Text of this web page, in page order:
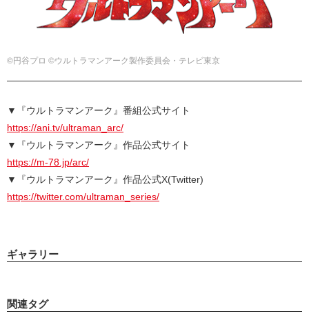
©円谷プロ ©ウルトラマンアーク製作委員会・テレビ東京
▼『ウルトラマンアーク』番組公式サイト
https://ani.tv/ultraman_arc/
▼『ウルトラマンアーク』作品公式サイト
https://m-78.jp/arc/
▼『ウルトラマンアーク』作品公式X(Twitter)
https://twitter.com/ultraman_series/
ギャラリー
関連タグ